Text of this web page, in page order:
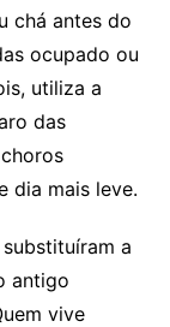
chá antes do
ocupado ou
utiliza a
das
dia mais leve.
a
antigo
vive